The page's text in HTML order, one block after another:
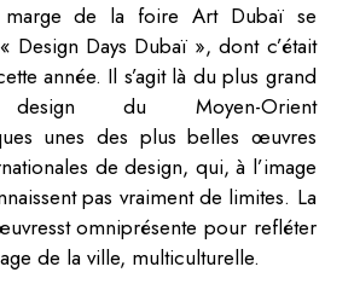
de la foire Art Dubaï se
Design Days Dubaï », dont c’était
année. Il s’agit là du plus grand
du Moyen-Orient
unes des plus belles œuvres
de design, qui, à l’image
pas vraiment de limites. La
omniprésente pour refléter
de la ville, multiculturelle.